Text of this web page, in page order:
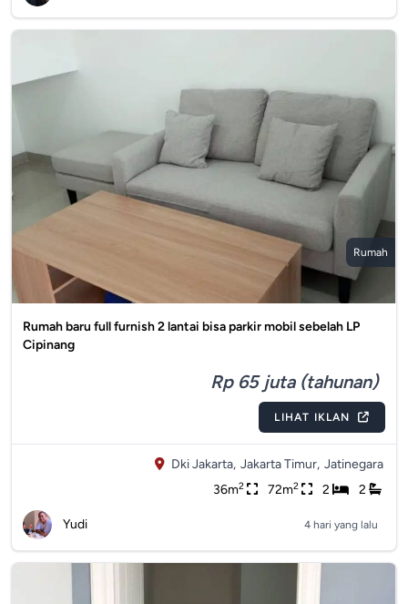
Rumah
Rumah baru full furnish 2 lantai bisa parkir mobil sebelah LP
Cipinang
Rp 65 juta (tahunan)
LIHAT IKLAN
Dki Jakarta, Jakarta Timur, Jatinegara
36m2 72m2 2 2
Yudi 4 hari yang lalu